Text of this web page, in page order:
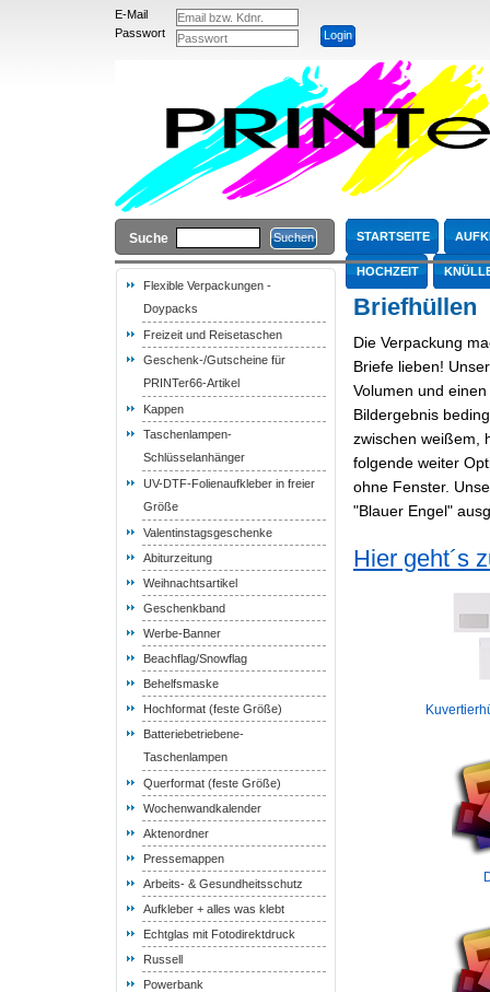
E-Mail
Passwort
Suche STARTSEITE
HOCHZEIT
Flexible Verpackungen -
Doypacks
Freizeit und Reisetaschen
Geschenk-/Gutscheine für
PRINTer66-Artikel
Kappen
Taschenlampen-
Schlüsselanhänger
UV-DTF-Folienaufkleber in freier
Größe
Valentinstagsgeschenke
Abiturzeitung
Weihnachtsartikel
Geschenkband
Werbe-Banner
Beachflag/Snowflag
Behelfsmaske
Hochformat (feste Größe)
Batteriebetriebene-
Taschenlampen
Querformat (feste Größe)
Wochenwandkalender
Aktenordner
Pressemappen
Arbeits- & Gesundheitsschutz
Aufkleber + alles was klebt
Echtglas mit Fotodirektdruck
Russell
Powerbank
Briefhüllen
Die Verpackung
Briefe lieben!
Volumen und
Bildergebnis
zwischen weißem,
folgende weiter
ohne Fenster.
"Blauer Engel"
Hier geht´s